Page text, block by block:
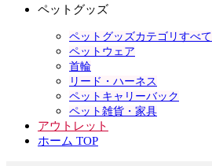
ペットグッズ
ペットグッズカテゴリすべて
ペットウェア
首輪
リード・ハーネス
ペットキャリーバック
ペット雑貨・家具
アウトレット
ホーム TOP